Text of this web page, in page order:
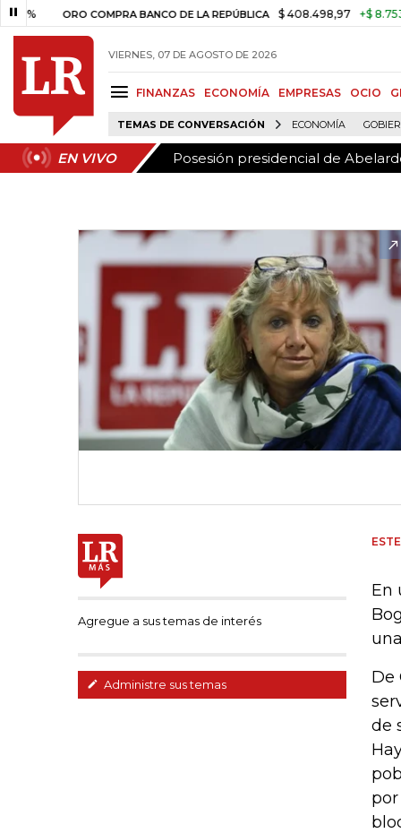
ORO COMPRA BANCO DE LA REPÚBLICA $ 408.498,97 +$ 8.753,81
VIERNES, 07 DE AGOSTO DE 2026
FINANZAS ECONOMÍA EMPRESAS OCIO
TEMAS DE CONVERSACIÓN ECONOMÍA
EN VIVO Posesión presidencial de
EN VIVO Posesión presidencial de
Agregue a sus temas de interés
Administre sus temas
En
De
de